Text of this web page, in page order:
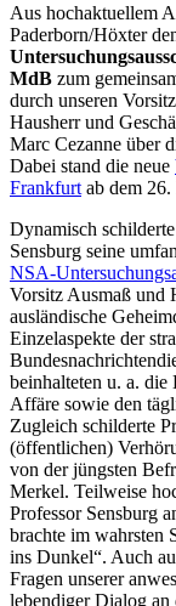
Aus hochaktuellem
Paderborn/Höxter
MdB zum
durch unseren
Hausherr und
Marc Cezanne über
Dabei stand die neue
Frankfurt ab dem
Dynamisch
Sensburg seine
NSA-
Vorsitz Ausmaß und
ausländische
Einzelaspekte der
beinhalteten u. a.
Affäre sowie den
Zugleich schilderte
(öffentlichen)
von der jüngsten
Merkel. Teilweise
Professor Sensburg
brachte im wahrsten
ins Dunkel“. Auch
Fragen unserer
lebendiger Dialog an